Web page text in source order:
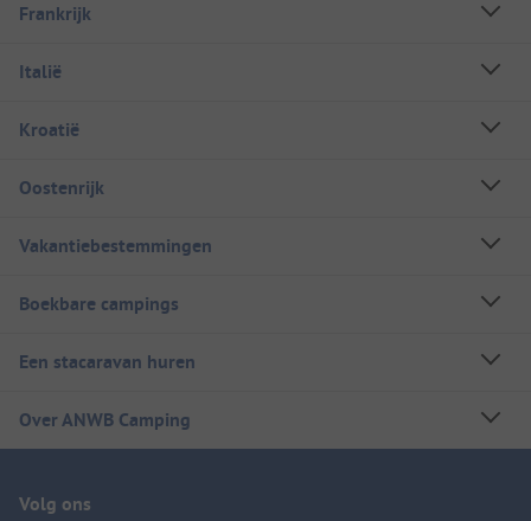
Frankrijk
Italië
Kroatië
Oostenrijk
Vakantiebestemmingen
Boekbare campings
Een stacaravan huren
Over ANWB Camping
Volg ons